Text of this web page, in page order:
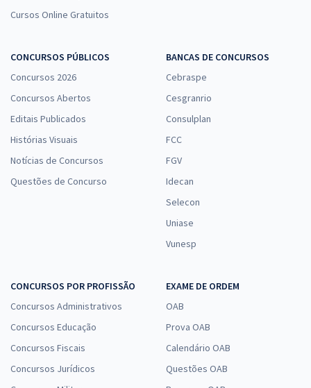
Cursos Online Gratuitos
CONCURSOS PÚBLICOS
Concursos 2026
Concursos Abertos
Editais Publicados
Histórias Visuais
Notícias de Concursos
Questões de Concurso
BANCAS DE CONCURSOS
Cebraspe
Cesgranrio
Consulplan
FCC
FGV
Idecan
Selecon
Uniase
Vunesp
CONCURSOS POR PROFISSÃO
Concursos Administrativos
Concursos Educação
Concursos Fiscais
Concursos Jurídicos
EXAME DE ORDEM
OAB
Prova OAB
Calendário OAB
Questões OAB